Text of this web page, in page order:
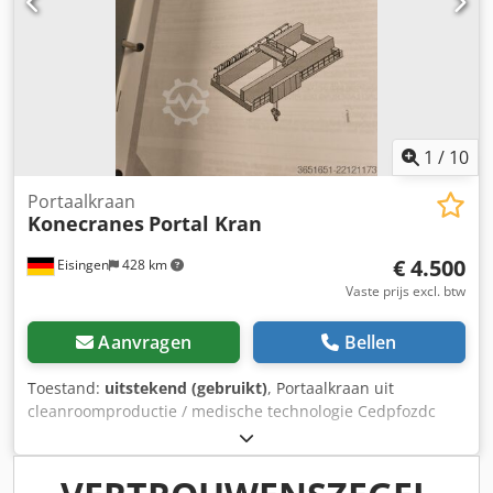
1 / 10
Eisingen 428 km
Portaalkraan
Konecranes Portal Kran
€ 4.500
Vaste prijs excl. btw
Aanvragen Bellen
Toestand: uitstekend (gebruikt), Portaalkraan uit
cleanroomproductie / medische technologie Cedpfozdc
Azox Ag Sjrf Te koop aangeboden: een portaalkraan uit een
cleanroomproductielijn in de medische technologie. De
nieuwprijs bedroeg circa € 54.000. Het laden van de kraan